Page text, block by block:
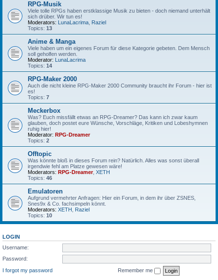
RPG-Musik
Viele tolle RPGs haben erstklassige Musik zu bieten - doch niemand unterhält
sich drüber. Wir tun es!
Moderators: LunaLacrima Raziel
Topics: 13
Anime & Manga
Viele haben um ein eigenes Forum für diese Kategorie gebeten. Dem Mensch
soll geholfen werden.
Moderator: LunaLacrima
Topics: 14
RPG-Maker 2000
Auch die nicht kleine RPG-Maker 2000 Community braucht ihr Forum - hier ist
es!
Topics: 7
Meckerbox
Was? Euch missfällt etwas an RPG-Dreamer? Das kann ich zwar kaum
glauben, doch postet eure Wünsche, Vorschläge, Kritiken und Lobeshymnen
ruhig hier!
Moderator: RPG-Dreamer
Topics: 2
Offtopic
Was könnte bloß in dieses Forum rein? Natürlich. Alles was sonst überall
irgendwie fehl am Platze gewesen wäre!
Moderators: RPG-Dreamer, XETH
Topics: 46
Emulatoren
Aufgrund vermehrter Anfragen: Hier ein Forum, in dem ihr über ZSNES,
Snes9x & Co. fachsimpeln könnt.
Moderators: XETH
Raziel
Topics: 10
LOGIN
Username:
Password:
I forgot my password
Remember me